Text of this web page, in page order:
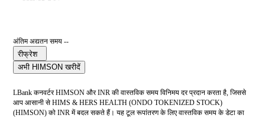
अंतिम अद्यतन समय --
रीफ्रेश
अभी HIMSON खरीदें
LBank कनवर्टर HIMSON और INR की वास्तविक समय विनिमय दर प्रदान करता है, जिससे
आप आसानी से HIMS & HERS HEALTH (ONDO TOKENIZED STOCK)
(HIMSON) को INR में बदल सकते हैं। यह टूल रूपांतरण के लिए वास्तविक समय के डेटा का